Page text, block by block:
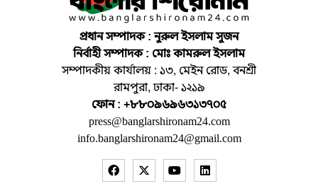
প্রধান সম্পাদক : নুরুল ইসলাম সুজন
নির্বাহী সম্পাদক : মোঃ কামরুল ইসলাম
সম্পাদকীয় কার্যালয় : ১৩, মেইন রোড, বনশ্রী
রামপুরা, ঢাকা- ১২১৯
ফোন : +৮৮০৯৬৯৬৩১৩৭০৫
press@banglarshironam24.com
info.banglarshironam24@gmail.com